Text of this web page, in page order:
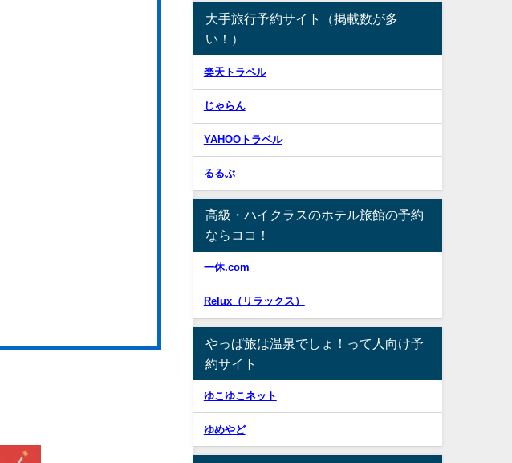
大手旅行予約サイト（掲載数が多
い！）
楽天トラベル
じゃらん
YAHOOトラベル
るるぶ
高級・ハイクラスのホテル旅館の予約
ならココ！
一休.com
Relux（リラックス）
やっぱ旅は温泉でしょ！って人向け予
約サイト
ゆこゆこネット
ゆめやど